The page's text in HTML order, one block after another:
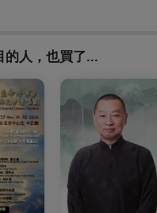
的人，也買了...